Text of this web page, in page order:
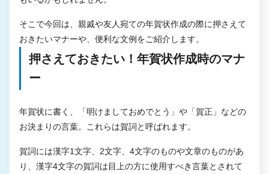
そこで今回は、親戚や友人宛ての年賀状作成の際に押さえて
おきたいマナーや、便利な文例をご紹介します。
押さえておきたい！年賀状作成時のマナ
ー
年賀状に書く、「明けましておめでとう」や「賀正」などの
お決まりの言葉。これらは賀詞と呼ばれます。
賀詞には漢字1文字、2文字、4文字のものや文章のものがあ
り、漢字4文字の賀詞は目上の方に使用すべき言葉とされて